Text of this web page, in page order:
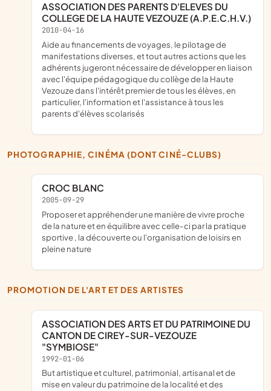
ASSOCIATION DES PARENTS D'ELEVES DU
COLLEGE DE LA HAUTE VEZOUZE (A.P.E.C.H.V.)
2010-04-16
aide au financements de voyages, le pilotage de
manifestations diverses, et tout autres actions que les
adhérents jugeront nécessaire de développer en liaison
avec l'équipe pédagogique du collège de la Haute
Vezouze dans l'intérêt premier de tous les élèves, en
particulier, l'information et l'assistance à tous les
parents d'élèves scolarisés
PHOTOGRAPHIE, CINÉMA (DONT CINÉ-CLUBS)
CROC BLANC
2005-09-29
proposer et appréhender une manière de vivre proche
de la nature et en équilibre avec celle-ci par la pratique
sportive , la découverte ou l'organisation de loisirs en
pleine nature
PROMOTION DE L'ART ET DES ARTISTES
ASSOCIATION DES ARTS ET DU PATRIMOINE DU
CANTON DE CIREY-SUR-VEZOUZE
"SYMBIOSE"
1992-01-06
but artistique et culturel, patrimonial, artisanal et de
mise en valeur du patrimoine de la localité et des